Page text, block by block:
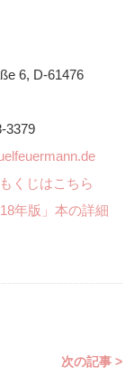
6, D-61476
3379
くじはこちら
年版」本の詳細
次の記事 >